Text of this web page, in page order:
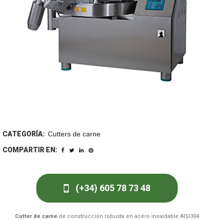
CATEGORÍA: Cutters de carne
COMPARTIR EN:
(+34) 605 78 73 48
Cutter de carne de construcción robusta en acero inoxidable AISI304.